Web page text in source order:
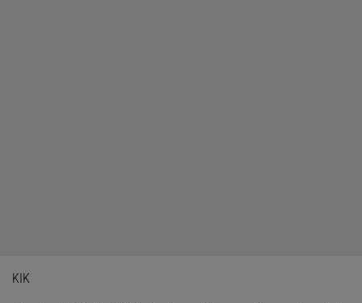
KIK